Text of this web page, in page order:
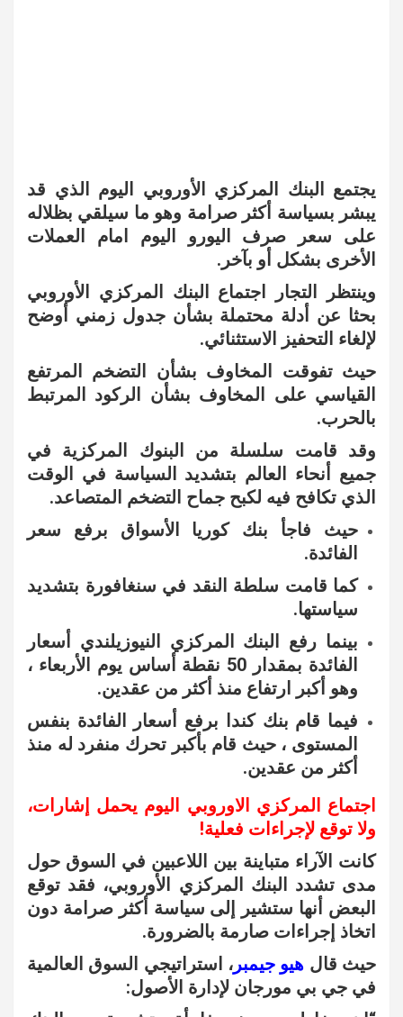
يجتمع البنك المركزي الأوروبي اليوم الذي قد
يبشر بسياسة أكثر صرامة وهو ما سيلقي بظلاله
على سعر صرف اليورو اليوم امام العملات
الأخرى بشكل أو بآخر.
وينتظر التجار اجتماع البنك المركزي الأوروبي
بحثا عن أدلة محتملة بشأن جدول زمني أوضح
لإلغاء التحفيز الاستثنائي.
حيث تفوقت المخاوف بشأن التضخم المرتفع
القياسي على المخاوف بشأن الركود المرتبط
بالحرب.
وقد قامت سلسلة من البنوك المركزية في
جميع أنحاء العالم بتشديد السياسة في الوقت
الذي تكافح فيه لكبح جماح التضخم المتصاعد.
حيث فاجأ بنك كوريا الأسواق برفع سعر
الفائدة.
كما قامت سلطة النقد في سنغافورة بتشديد
سياستها.
بينما رفع البنك المركزي النيوزيلندي أسعار
الفائدة بمقدار 50 نقطة أساس يوم الأربعاء ،
وهو أكبر ارتفاع منذ أكثر من عقدين.
فيما قام بنك كندا برفع أسعار الفائدة بنفس
المستوى ، حيث قام بأكبر تحرك منفرد له منذ
أكثر من عقدين.
اجتماع المركزي الاوروبي اليوم يحمل إشارات،
ولا توقع لإجراءات فعلية!
كانت الآراء متباينة بين اللاعبين في السوق حول
مدى تشدد البنك المركزي الأوروبي، فقد توقع
البعض أنها ستشير إلى سياسة أكثر صرامة دون
اتخاذ إجراءات صارمة بالضرورة.
حيث قال هيو جيمبر ، استراتيجي السوق العالمية
في جي بي مورجان لإدارة الأصول: